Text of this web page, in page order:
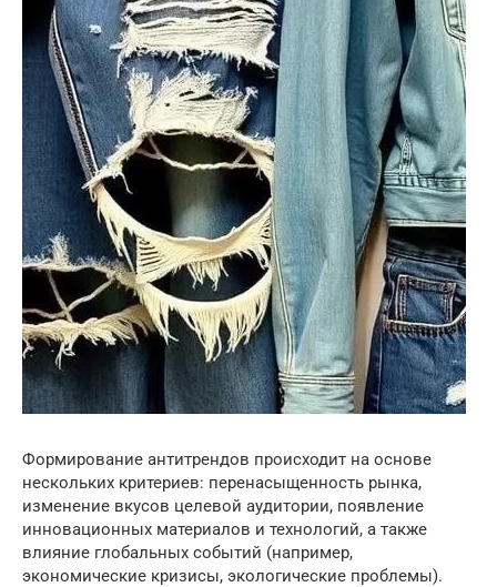
Формирование антитрендов происходит на основе
нескольких критериев: перенасыщенность рынка,
изменение вкусов целевой аудитории, появление
инновационных материалов и технологий, а также
влияние глобальных событий (например,
экономические кризисы, экологические проблемы).